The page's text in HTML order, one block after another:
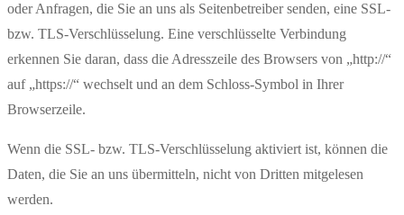
oder Anfragen, die Sie an uns als Seitenbetreiber senden, eine SSL-
bzw. TLS-Verschlüsselung. Eine verschlüsselte Verbindung
erkennen Sie daran, dass die Adresszeile des Browsers von „http://“
auf „https://“ wechselt und an dem Schloss-Symbol in Ihrer
Browserzeile.
Wenn die SSL- bzw. TLS-Verschlüsselung aktiviert ist, können die
Daten, die Sie an uns übermitteln, nicht von Dritten mitgelesen
werden.